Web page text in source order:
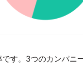
す。3つのカンパニ